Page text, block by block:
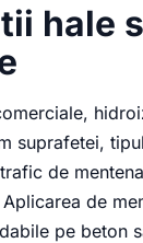
hale
suprafetei,
de
de
pe beton